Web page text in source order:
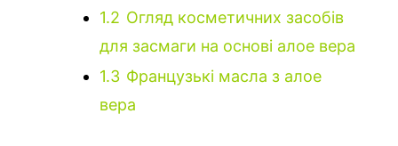
1.2 Огляд косметичних засобів
для засмаги на основі алое вера
1.3 Французькі масла з алое
вера